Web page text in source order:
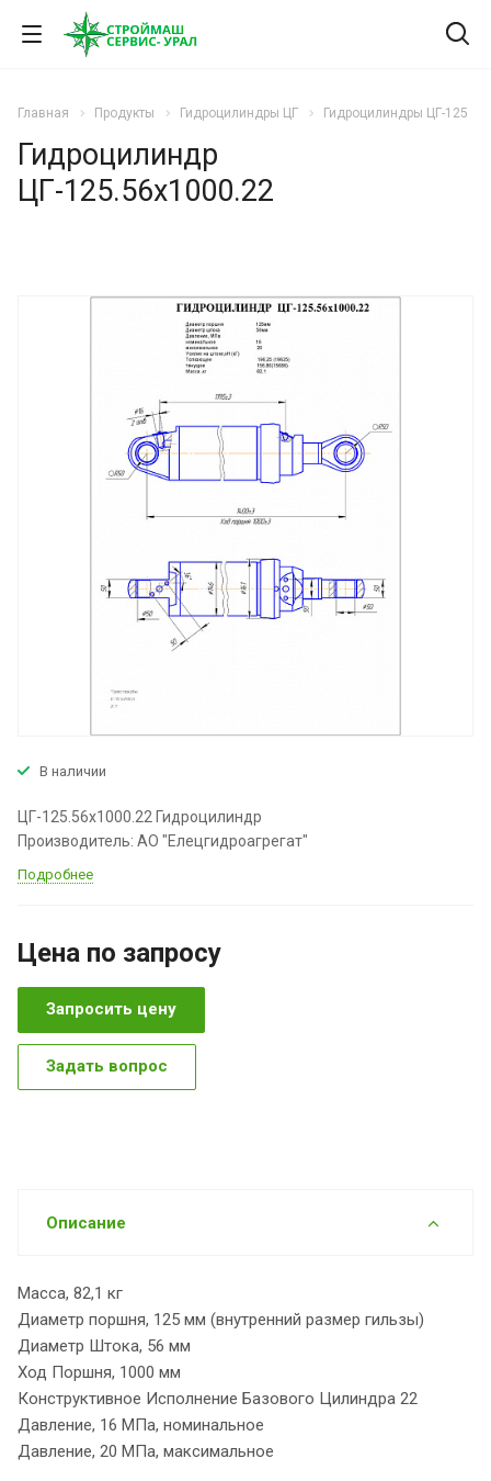
Главная Продукты Гидроцилиндры ЦГ Гидроцилиндры ЦГ-125
Гидроцилиндр
ЦГ-125.56х1000.22
В наличии
ЦГ-125.56х1000.22 Гидроцилиндр
Производитель: АО "Елецгидроагрегат"
Подробнее
Цена по запросу
Запросить цену
Задать вопрос
Описание
Масса, 82,1 кг
Диаметр поршня, 125 мм (внутренний размер гильзы)
Диаметр Штока, 56 мм
Ход Поршня, 1000 мм
Конструктивное Исполнение Базового Цилиндра 22
Давление, 16 МПа, номинальное
Давление, 20 МПа, максимальное